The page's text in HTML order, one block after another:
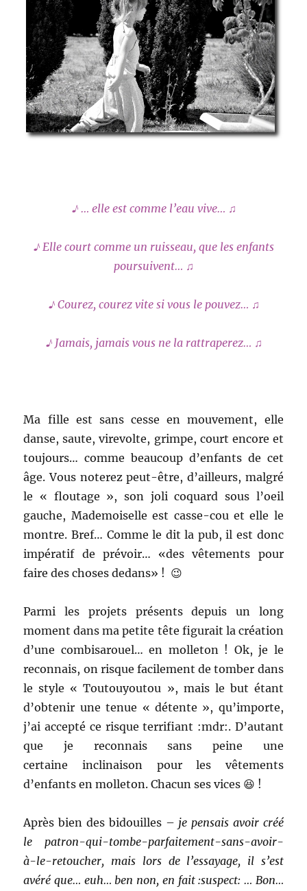
♪ … elle est comme l’eau vive… ♫
♪ Elle court comme un ruisseau, que les enfants
poursuivent… ♫
♪ Courez, courez vite si vous le pouvez… ♫
♪ Jamais, jamais vous ne la rattraperez… ♫
Ma fille est sans cesse en mouvement, elle
danse, saute, virevolte, grimpe, court encore et
toujours… comme beaucoup d’enfants de cet
âge. Vous noterez peut-être, d’ailleurs, malgré
le « floutage », son joli coquard sous l’oeil
gauche, Mademoiselle est casse-cou et elle le
montre. Bref… Comme le dit la pub, il est donc
impératif de prévoir… «des vêtements pour
faire des choses dedans» ! 😉
Parmi les projets présents depuis un long
moment dans ma petite tête figurait la création
d’une combisarouel… en molleton ! Ok, je le
reconnais, on risque facilement de tomber dans
le style « Toutouyoutou », mais le but étant
d’obtenir une tenue « détente », qu’importe,
j’ai accepté ce risque terrifiant :mdr:. D’autant
que je reconnais sans peine une
certaine inclinaison pour les vêtements
d’enfants en molleton. Chacun ses vices 😆 !
Après bien des bidouilles – je pensais avoir créé
le patron-qui-tombe-parfaitement-sans-avoir-
à-le-retoucher, mais lors de l’essayage, il s’est
avéré que… euh… ben non, en fait :suspect: … Bon…